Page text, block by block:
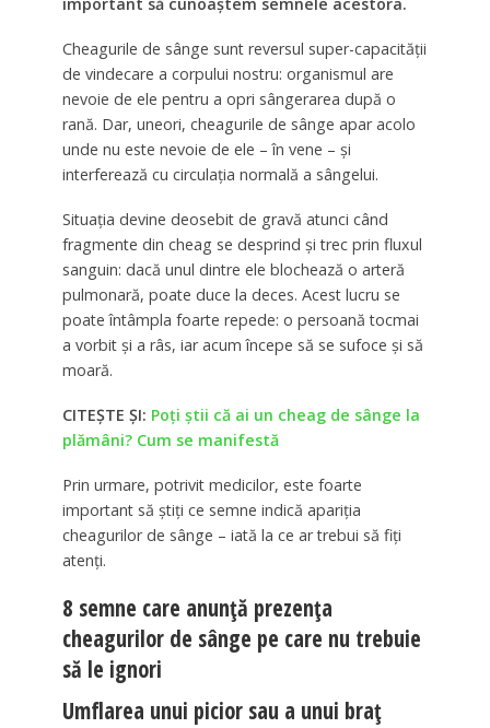
Cheagurile de sânge sunt reversul super-capacității
de vindecare a corpului nostru: organismul are
nevoie de ele pentru a opri sângerarea după o
rană. Dar, uneori, cheagurile de sânge apar acolo
unde nu este nevoie de ele – în vene – și
interferează cu circulația normală a sângelui.
Situația devine deosebit de gravă atunci când
fragmente din cheag se desprind și trec prin fluxul
sanguin: dacă unul dintre ele blochează o arteră
pulmonară, poate duce la deces. Acest lucru se
poate întâmpla foarte repede: o persoană tocmai
a vorbit și a râs, iar acum începe să se sufoce și să
moară.
CITEȘTE ȘI: Poți știi că ai un cheag de sânge la
plămâni? Cum se manifestă
Prin urmare, potrivit medicilor, este foarte
important să știți ce semne indică apariția
cheagurilor de sânge – iată la ce ar trebui să fiți
atenți.
8 semne care anunță prezența
cheagurilor de sânge pe care nu trebuie
să le ignori
Umflarea unui picior sau a unui braț